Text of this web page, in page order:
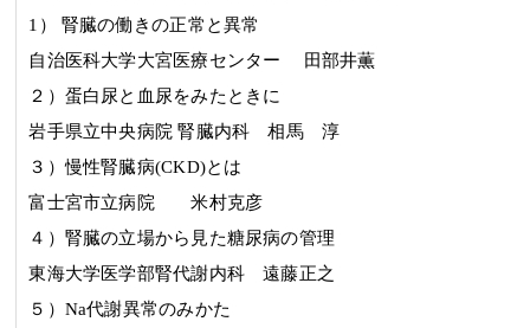
1 ） 腎臓の働きの正常と異常
自治医科大学大宮医療センター
田部井薫
２）蛋白尿と血尿をみたときに
岩手県立中央病院 腎臓内科相馬 淳
３）慢性腎臓病(CKD)とは
富士宮市立病院 米村克彦
４）腎臓の立場から見た糖尿病の管理
東海大学医学部腎代謝内科 遠藤正之
５） Na代謝異常のみかた